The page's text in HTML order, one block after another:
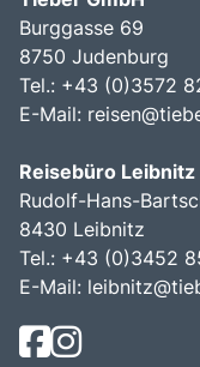
Burggasse 69
8750 Judenburg
Tel.: +43 (0)3572
E-Mail:
Reisebüro Leibnitz
Rudolf-Hans-
8430 Leibnitz
Tel.: +43 (0)3452
E-Mail: